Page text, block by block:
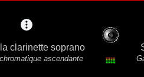
clarinette soprano
ascendante